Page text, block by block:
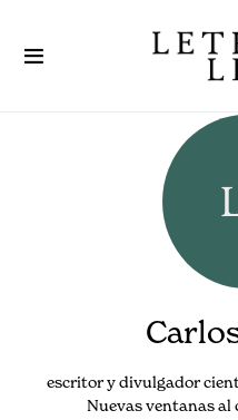
escritor y divulgador
Nuevas ventanas al